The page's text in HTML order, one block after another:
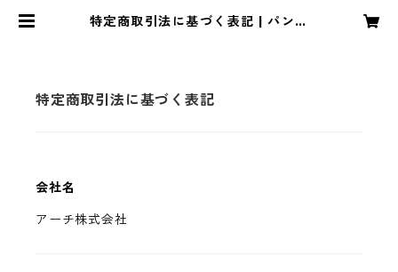
特定商取引法に基づく表記 | パン＆
特定商取引法に基づく表記
会社名
アーチ株式会社